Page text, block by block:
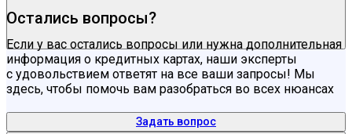
Остались вопросы?
Если у вас остались вопросы или нужна дополнительная
информация о кредитных картах, наши эксперты
с удовольствием ответят на все ваши запросы! Мы
здесь, чтобы помочь вам разобраться во всех нюансах
Задать вопрос